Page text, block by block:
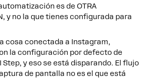
es de OTRA
y no la que tienes configurada para
cosa conectada a Instagram,
la configuración por defecto de
Step, y eso se está disparando. El flujo
de pantalla no es el que está